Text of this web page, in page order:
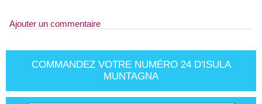
Ajouter un commentaire
COMMANDEZ VOTRE NUMÉRO 24 D'ISULA
MUNTAGNA